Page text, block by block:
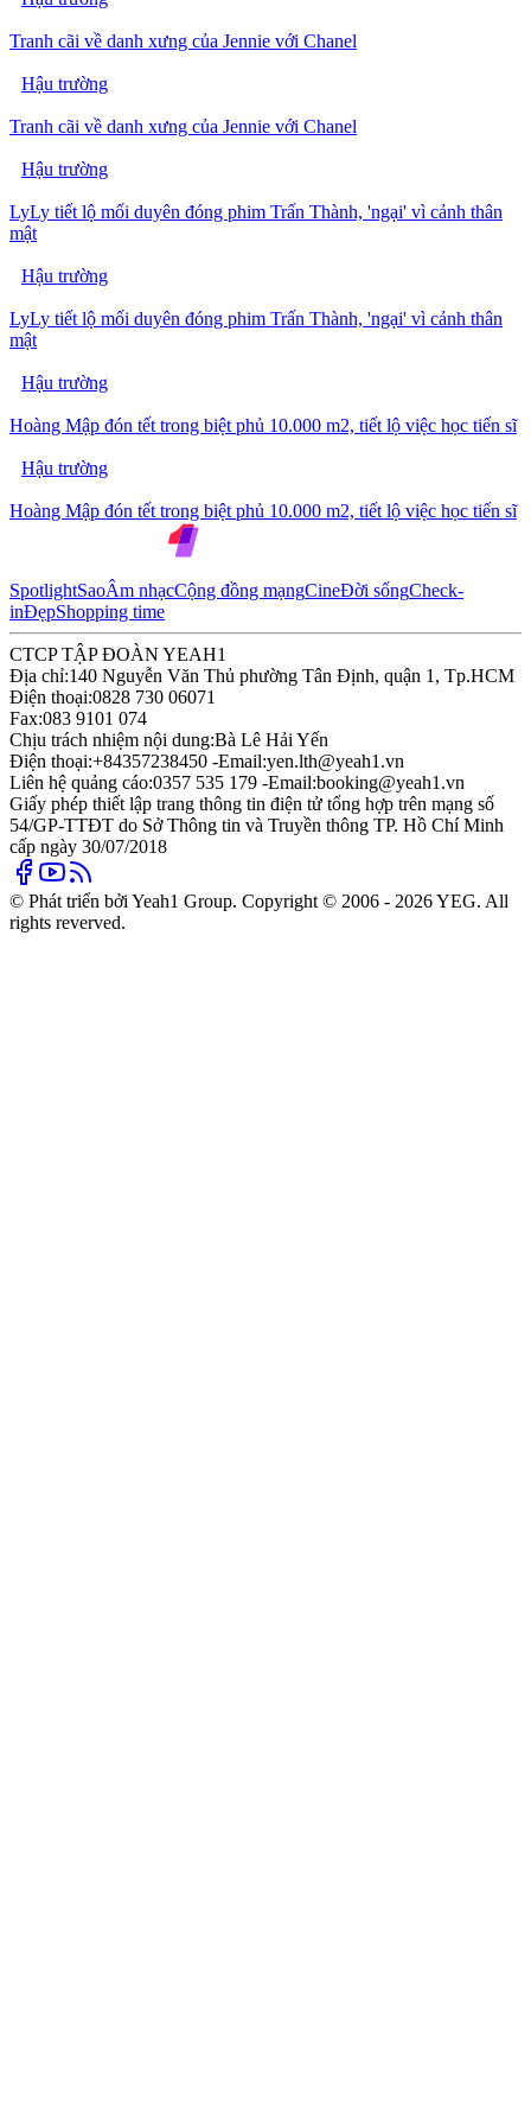
Tranh cãi về danh xưng của Jennie với Chanel
Hậu trường
Tranh cãi về danh xưng của Jennie với Chanel
Hậu trường
LyLy tiết lộ mối duyên đóng phim Trấn Thành, 'ngại' vì cảnh thân
mật
Hậu trường
LyLy tiết lộ mối duyên đóng phim Trấn Thành, 'ngại' vì cảnh thân
mật
Hậu trường
Hoàng Mập đón tết trong biệt phủ 10.000 m2, tiết lộ việc học tiến sĩ
Hậu trường
Hoàng Mập đón tết trong biệt phủ 10.000 m2, tiết lộ việc học tiến sĩ
SpotlightSaoÂm nhạcCộng đồng mạngCineĐời sốngCheck-
inĐẹpShopping time
CTCP TẬP ĐOÀN YEAH1
Địa chỉ:140 Nguyễn Văn Thủ phường Tân Định, quận 1, Tp.HCM
Điện thoại:0828 730 06071
Fax:083 9101 074
Chịu trách nhiệm nội dung:Bà Lê Hải Yến
Điện thoại:+84357238450 -Email:yen.lth@yeah1.vn
Liên hệ quảng cáo:0357 535 179 -Email:booking@yeah1.vn
Giấy phép thiết lập trang thông tin điện tử tổng hợp trên mạng số
54/GP-TTĐT do Sở Thông tin và Truyền thông TP. Hồ Chí Minh
cấp ngày 30/07/2018
© Phát triển bởi Yeah1 Group. Copyright © 2006 - 2026 YEG. All
rights reverved.